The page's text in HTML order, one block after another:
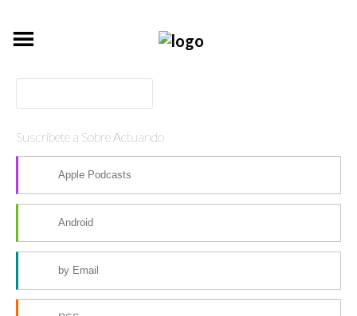
Suscríbete a Sobre Actuando
Apple Podcasts
Android
by Email